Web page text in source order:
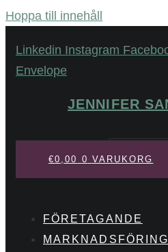
Hoppa till innehåll
Linkedin Instagram
Envelope
JENNIFER
Sök
€0,00 0 VARUKORG
FÖRETAGANDE
MARKNADSFÖRING